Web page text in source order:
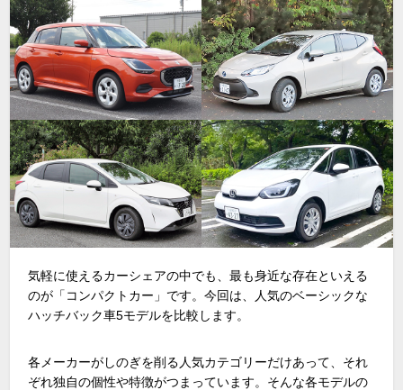
気軽に使えるカーシェアの中でも、最も身近な存在といえる
のが「コンパクトカー」です。今回は、人気のベーシックな
ハッチバック車5モデルを比較します。
各メーカーがしのぎを削る人気カテゴリーだけあって、それ
ぞれ独自の個性や特徴がつまっています。そんな各モデルの